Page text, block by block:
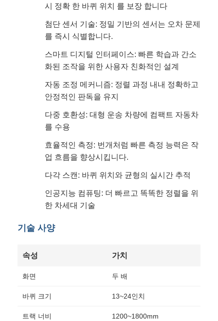
시 정확 한 바퀴 위치 를 보장 합니다
첨단 센서 기술: 정밀 기반의 센서는 오차 문제
를 즉시 식별합니다.
스마트 디지털 인터페이스: 빠른 학습과 간소
화된 조작을 위한 사용자 친화적인 설계
자동 조정 메커니즘: 정렬 과정 내내 정확하고
안정적인 판독을 유지
다중 호환성: 대형 운송 차량에 컴팩트 자동차
를 수용
효율적인 측정: 번개처럼 빠른 측정 능력은 작
업 흐름을 향상시킵니다.
다각 스캔: 바퀴 위치와 균형의 실시간 추적
인공지능 컴퓨팅: 더 빠르고 똑똑한 정렬을 위
한 차세대 기술
기술 사양
속성 가치
화면 두 배
바퀴 크기 13~24인치
트랙 너비 1200~1800mm